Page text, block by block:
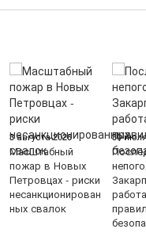
3 августа 2026
Масштабный
пожар в Новых
Петровцах - риски
несанкционирован
ных свалок
30